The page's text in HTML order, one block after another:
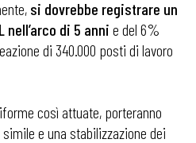
si dovrebbe registrare un
nell’arco di 5 anni e del 6%
di 340.000 posti di lavoro
così attuate, porteranno
e una stabilizzazione dei